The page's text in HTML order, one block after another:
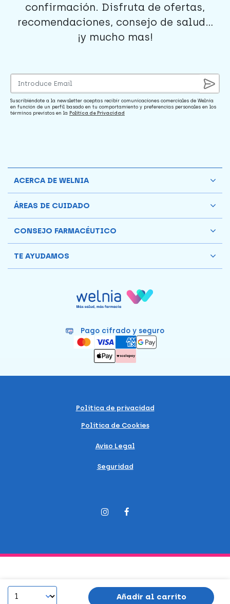
Añadir al carrito
confirmación. Disfruta de ofertas,
recomendaciones, consejo de salud...
¡y mucho mas!
Suscribiéndote a la newsletter aceptas recibir comunicaciones comerciales de Welnia
en función de un perfil basado en tu comportamiento y preferencias personales en los
términos previstos en la Política de Privacidad
Pago cifrado y seguro
ACERCA DE WELNIA
ÁREAS DE CUIDADO
CONSEJO FARMACÉUTICO
TE AYUDAMOS
Política de privacidad
Política de Cookies
Aviso Legal
Seguridad